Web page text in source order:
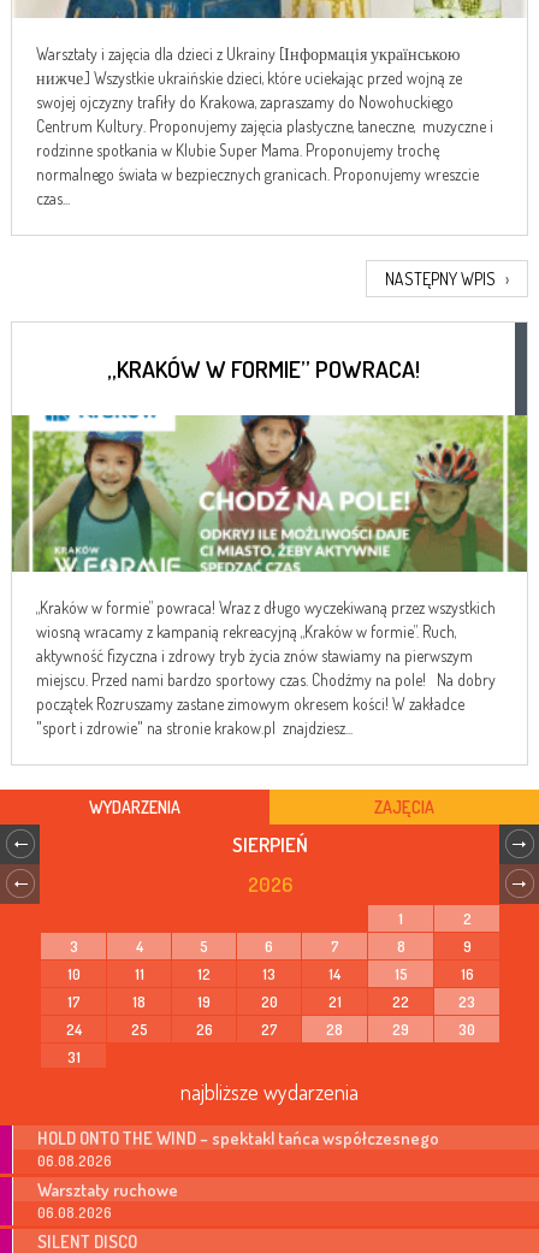
Warsztaty i zajęcia dla dzieci z Ukrainy [Інформація українською
нижче.] Wszystkie ukraińskie dzieci, które uciekając przed wojną ze
swojej ojczyzny trafiły do Krakowa, zapraszamy do Nowohuckiego
Centrum Kultury. Proponujemy zajęcia plastyczne, taneczne, muzyczne i
rodzinne spotkania w Klubie Super Mama. Proponujemy trochę
normalnego świata w bezpiecznych granicach. Proponujemy wreszcie
czas...
NASTĘPNY WPIS ›
„KRAKÓW W FORMIE” POWRACA!
„Kraków w formie” powraca! Wraz z długo wyczekiwaną przez wszystkich
wiosną wracamy z kampanią rekreacyjną „Kraków w formie”. Ruch,
aktywność fizyczna i zdrowy tryb życia znów stawiamy na pierwszym
miejscu. Przed nami bardzo sportowy czas. Chodźmy na pole! Na dobry
początek Rozruszamy zastane zimowym okresem kości! W zakładce
"sport i zdrowie" na stronie krakow.pl znajdziesz...
WYDARZENIA ZAJĘCIA
SIERPIEŃ
2026
1
2
3
4 5 6 7 8
9
10
11 12 13 14 15
16
17
18 19 20 21 22
23
24
25 26 27 28 29
30
31
najbliższe wydarzenia
HOLD ONTO THE WIND – spektakl tańca współczesnego
06.08.2026
Warsztaty ruchowe
06.08.2026
SILENT DISCO